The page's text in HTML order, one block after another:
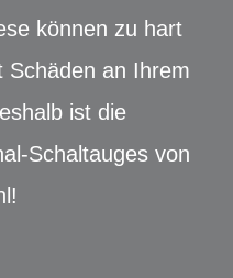
können zu hart
Schäden an Ihrem
ist die
Schaltauges von